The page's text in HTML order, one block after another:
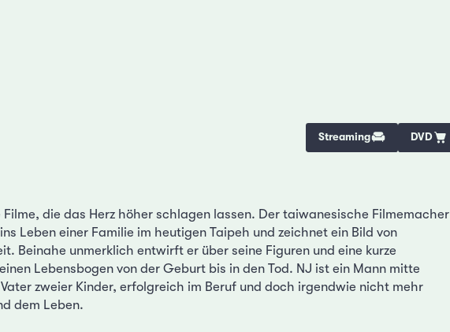
Streaming DVD
Filme, die das Herz höher schlagen lassen. Der taiwanesische Filmemacher
Leben einer Familie im heutigen Taipeh und zeichnet ein Bild von
Beinahe unmerklich entwirft er über seine Figuren und eine kurze
Lebensbogen von der Geburt bis in den Tod. NJ ist ein Mann mitte
zweier Kinder, erfolgreich im Beruf und doch irgendwie nicht mehr
dem Leben.